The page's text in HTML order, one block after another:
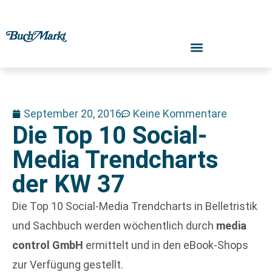
September 20, 2016 Keine Kommentare
Die Top 10 Social-
Media Trendcharts
der KW 37
Die Top 10 Social-Media Trendcharts in Belletristik
und Sachbuch werden wöchentlich durch media
control GmbH ermittelt und in den eBook-Shops
zur Verfügung gestellt.